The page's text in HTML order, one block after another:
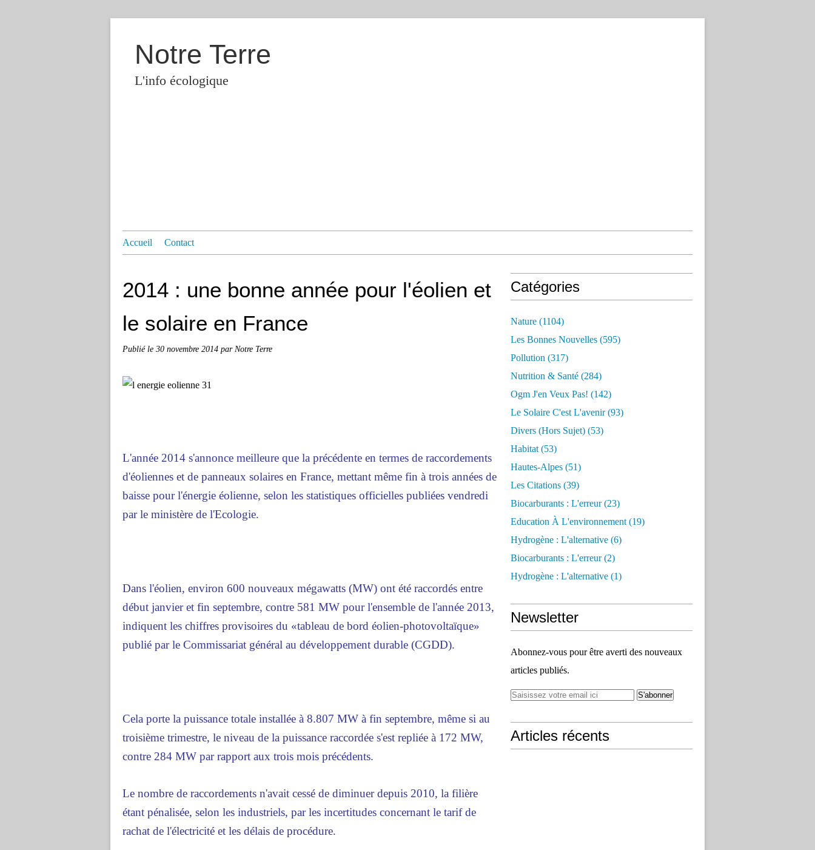
Notre Terre
L'info écologique
Accueil Contact
2014 : une bonne année pour l'éolien et
le solaire en France
Publié le 30 novembre 2014 par Notre Terre
L'année 2014 s'annonce meilleure que la précédente en termes de raccordements
d'éoliennes et de panneaux solaires en France, mettant même fin à trois années de
baisse pour l'énergie éolienne, selon les statistiques officielles publiées vendredi
par le ministère de l'Ecologie.
Dans l'éolien, environ 600 nouveaux mégawatts (MW) ont été raccordés entre
début janvier et fin septembre, contre 581 MW pour l'ensemble de l'année 2013,
indiquent les chiffres provisoires du «tableau de bord éolien-photovoltaïque»
publié par le Commissariat général au développement durable (CGDD).
Cela porte la puissance totale installée à 8.807 MW à fin septembre, même si au
troisième trimestre, le niveau de la puissance raccordée s'est repliée à 172 MW,
contre 284 MW par rapport aux trois mois précédents.
Le nombre de raccordements n'avait cessé de diminuer depuis 2010, la filière
étant pénalisée, selon les industriels, par les incertitudes concernant le tarif de
rachat de l'électricité et les délais de procédure.
Catégories
Nature (1104)
Les Bonnes Nouvelles (595)
Pollution (317)
Nutrition & Santé (284)
Ogm J'en Veux Pas! (142)
Le Solaire C'est L'avenir(93)
Divers (hors Sujet) (53)
Habitat (53)
Hautes-Alpes (51)
Les Citations (39)
Biocarburants : L'erreur(23)
Education À L'environnement (19)
Hydrogène : L'alternative (6)
Biocarburants : L'erreur(2)
Hydrogène : L'alternative (1)
Newsletter
Abonnez-vous pour être averti des nouveaux
articles publiés.
Articles récents